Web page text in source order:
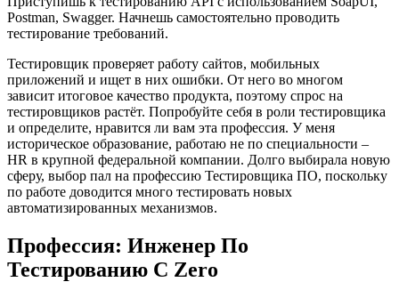
Postman, Swagger. Начнешь самостоятельно проводить
тестирование требований.
Тестировщик проверяет работу сайтов, мобильных
приложений и ищет в них ошибки. От него во многом
зависит итоговое качество продукта, поэтому спрос на
тестировщиков растёт. Попробуйте себя в роли тестировщика
и определите, нравится ли вам эта профессия. У меня
историческое образование, работаю не по специальности –
HR в крупной федеральной компании. Долго выбирала новую
сферу, выбор пал на профессию Тестировщика ПО, поскольку
по работе доводится много тестировать новых
автоматизированных механизмов.
Профессия: Инженер По
Тестированию С Zero